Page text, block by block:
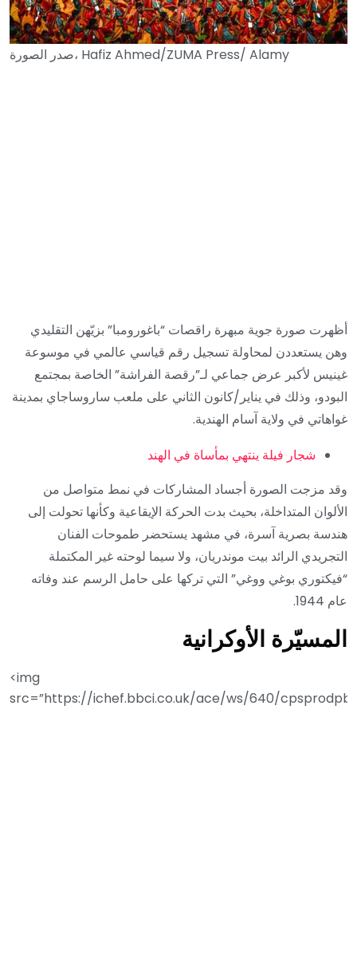
صدر الصورة، Hafiz Ahmed/ZUMA Press/ Alamy
أظهرت صورة جوية مبهرة راقصات “باغورومبا” بزيّهن التقليدي
وهن يستعددن لمحاولة تسجيل رقم قياسي عالمي في موسوعة
غينيس لأكبر عرض جماعي لـ”رقصة الفراشة” الخاصة بمجتمع
البودو، وذلك في يناير/كانون الثاني على ملعب ساروساجاي بمدينة
غواهاتي في ولاية آسام الهندية.
شجار فيلة ينتهي بمأساة في الهند
وقد مزجت الصورة أجساد المشاركات في نمط متواصل من
الألوان المتداخلة، بحيث بدت الحركة الإيقاعية وكأنها تحولت إلى
هندسة بصرية آسرة، في مشهد يستحضر طموحات الفنان
التجريدي الرائد بيت موندريان، ولا سيما لوحته غير المكتملة
“فيكتوري بوغي ووغي” التي تركها على حامل الرسم عند وفاته
عام 1944.
المسيّرة الأوكرانية
<img
src=”https://ichef.bbci.co.uk/ace/ws/640/cpsprodpb